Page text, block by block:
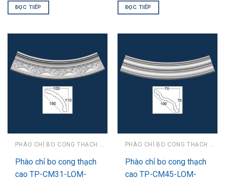
ĐỌC TIẾP ĐỌC TIẾP
Phào chỉ bo cong thạch
cao TP-CM31-LOM-
Phào chỉ bo cong thạch
cao TP-CM45-LOM-